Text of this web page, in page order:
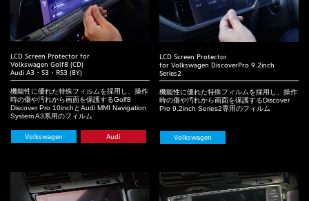
LCD Screen Protector for
Volkswagen Golf8 (CD)
Audi A3・S3・RS3 (8Y)
機能性に優れた特殊フィルムを採用し、操作
時の傷や汚れから画面を保護するGolf8
Discover Pro 10inchとAudi MMI Navigation
System A3系用のフィルム
Volkswagen Audi
LCD Screen Protector
for Volkswagen DiscoverPro 9.2inch
Series2
機能性に優れた特殊フィルムを採用し、操作
時の傷や汚れから画面を保護するDiscover
Pro 9.2inch Series2専用のフィルム
Volkswagen